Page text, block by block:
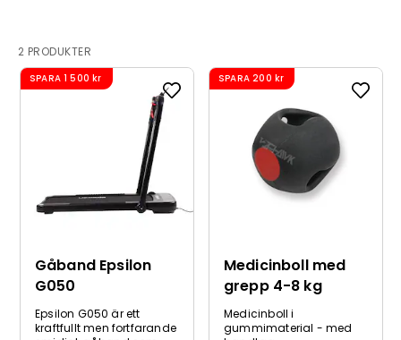
2 PRODUKTER
SPARA 1 500 kr
Gåband Epsilon
G050
Epsilon G050 är ett
kraftfullt men fortfarande
SPARA 200 kr
Medicinboll med
grepp 4-8 kg
Medicinboll i
gummimaterial - med